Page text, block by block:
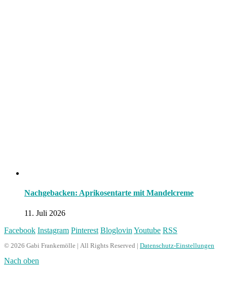
Nachgebacken: Aprikosentarte mit Mandelcreme
11. Juli 2026
Facebook Instagram Pinterest Bloglovin Youtube RSS
© 2026 Gabi Frankemölle | All Rights Reserved | Datenschutz-Einstellungen
Nach oben